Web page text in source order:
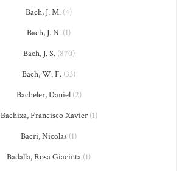
Bach, J. M. (4)
Bach, J. N. (1)
Bach, J. S.(870)
Bach, W. F. (33)
Bacheler, Daniel(2)
Bachixa, Francisco Xavier(1)
Bacri, Nicolas (1)
Badalla, Rosa Giacinta (1)